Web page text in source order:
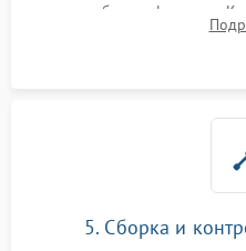
патрубках и фильтрах.
управления,
5. Сборка и